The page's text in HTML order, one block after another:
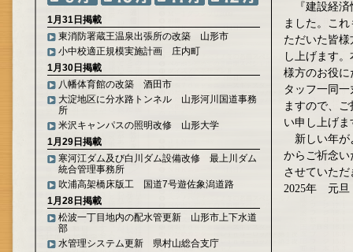
1月31日掲載
東消防署蔵王温泉出張所の改築 山形市
小中校適正規模実施計画 庄内町
1月30日掲載
八幡体育館の改築 酒田市
大淀地区に分水路トンネル 山形河川国道事務
所
米沢キャンパスの照明改修 山形大学
1月29日掲載
寒河江ダム及び白川ダム設備改修 最上川ダム
統合管理事務所
吹浦高架橋床版工 国道7号遊佐象潟道路
1月28日掲載
松波一丁目地内の配水管更新 山形市上下水道
部
水管理システム更新 県村山総合支庁
『建設経済
ました。こ
ただいた皆
し上げます
様方のお役
タッフ一同
ますので、
い申し上げま
新しい年が
からご祈念
させていただ
2025年 元旦